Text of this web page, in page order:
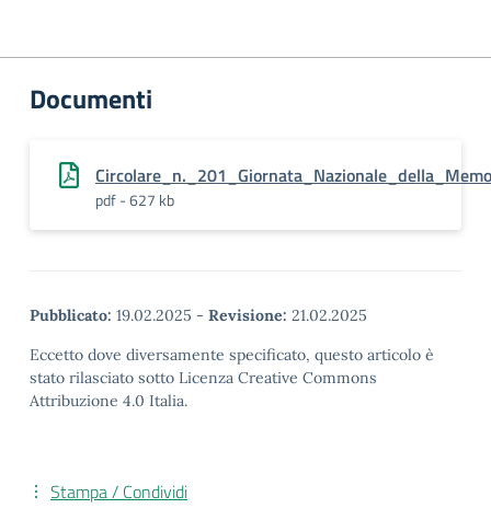
Documenti
pdf - 627 kb
Pubblicato: 19.02.2025 - Revisione: 21.02.2025
Eccetto dove diversamente specificato, questo articolo è
stato rilasciato sotto Licenza Creative Commons
Attribuzione 4.0 Italia.
Stampa / Condividi